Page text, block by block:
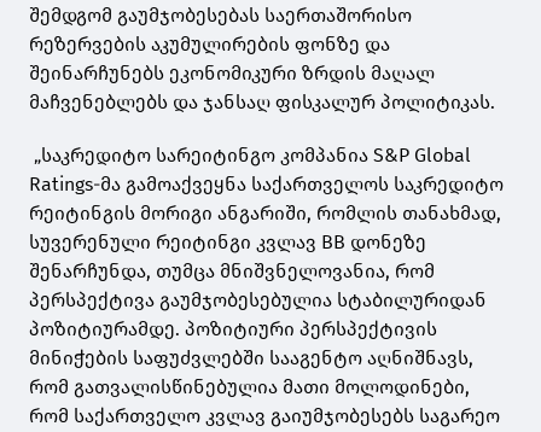
შემდგომ გაუმჯობესებას საერთაშორისო
რეზერვების აკუმულირების ფონზე და
შეინარჩუნებს ეკონომიკური ზრდის მაღალ
მაჩვენებლებს და ჯანსაღ ფისკალურ პოლიტიკას.
„საკრედიტო სარეიტინგო კომპანია S&P Global
Ratings-მა გამოაქვეყნა საქართველოს საკრედიტო
რეიტინგის მორიგი ანგარიში, რომლის თანახმად,
სუვერენული რეიტინგი კვლავ BB დონეზე
შენარჩუნდა, თუმცა მნიშვნელოვანია, რომ
პერსპექტივა გაუმჯობესებულია სტაბილურიდან
პოზიტიურამდე. პოზიტიური პერსპექტივის
მინიჭების საფუძვლებში სააგენტო აღნიშნავს,
რომ გათვალისწინებულია მათი მოლოდინები,
რომ საქართველო კვლავ გაიუმჯობესებს საგარეო